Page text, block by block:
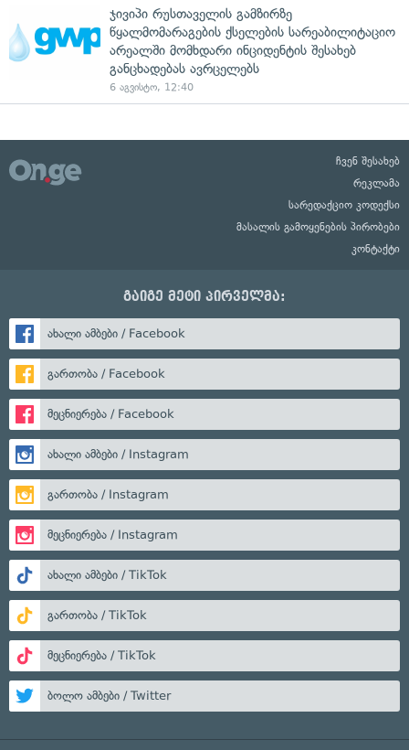
ჯივიპი რუსთაველის გამზირზე
წყალმომარაგების ქსელების სარეაბილიტაციო
არეალში მომხდარი ინციდენტის შესახებ
განცხადებას ავრცელებს
6 აგვისტო, 12:40
ჩვენ შესახებ
რეკლამა
სარედაქციო კოდექსი
მასალის გამოყენების პირობები
კონტაქტი
გაიგე მეტი პირველმა:
ახალი ამბები / Facebook
გართობა / Facebook
მეცნიერება / Facebook
ახალი ამბები / Instagram
გართობა / Instagram
მეცნიერება / Instagram
ახალი ამბები / TikTok
გართობა / TikTok
მეცნიერება / TikTok
ბოლო ამბები / Twitter